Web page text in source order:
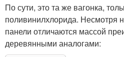
По сути, это та же вагонка,
поливинилхлорида. Несмотря
панели отличаются массой
деревянными аналогами: